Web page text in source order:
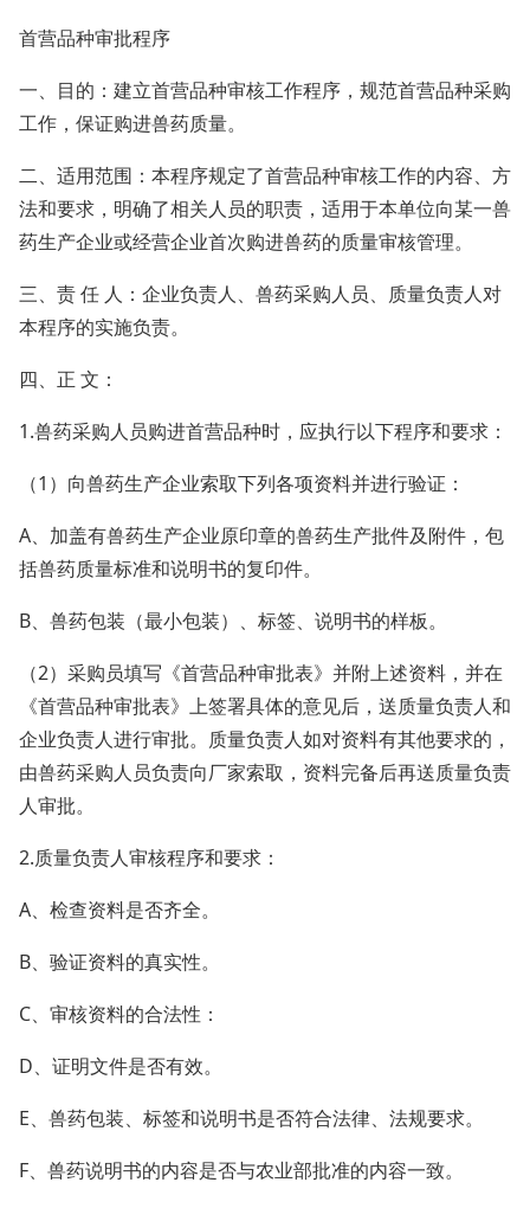
首营品种审批程序
一、目的：建立首营品种审核工作程序，规范首营品种采购
工作，保证购进兽药质量。
二、适用范围：本程序规定了首营品种审核工作的内容、方
法和要求，明确了相关人员的职责，适用于本单位向某一兽
药生产企业或经营企业首次购进兽药的质量审核管理。
三、责 任 人：企业负责人、兽药采购人员、质量负责人对
本程序的实施负责。
四、正 文：
1.兽药采购人员购进首营品种时，应执行以下程序和要求：
（1）向兽药生产企业索取下列各项资料并进行验证：
A、加盖有兽药生产企业原印章的兽药生产批件及附件，包
括兽药质量标准和说明书的复印件。
B、兽药包装（最小包装）、标签、说明书的样板。
（2）采购员填写《首营品种审批表》并附上述资料，并在
《首营品种审批表》上签署具体的意见后，送质量负责人和
企业负责人进行审批。质量负责人如对资料有其他要求的，
由兽药采购人员负责向厂家索取，资料完备后再送质量负责
人审批。
2.质量负责人审核程序和要求：
A、检查资料是否齐全。
B、验证资料的真实性。
C、审核资料的合法性：
D、证明文件是否有效。
E、兽药包装、标签和说明书是否符合法律、法规要求。
F、兽药说明书的内容是否与农业部批准的内容一致。